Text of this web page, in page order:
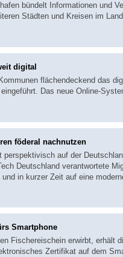
bündelt Informationen und
Städten und Kreisen im
digital
flächendeckend das
Das neue Online-
föderal nachnutzen
perspektivisch auf der
Deutschland verantwortete
in kurzer Zeit auf eine
Smartphone
Fischereischein erwirbt, erhält
Zertifikat auf dem